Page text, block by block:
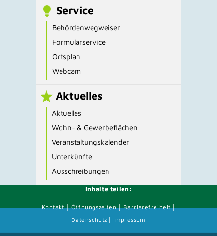
Service
Behördenwegweiser
Formularservice
Ortsplan
Webcam
Aktuelles
Aktuelles
Wohn- & Gewerbeflächen
Veranstaltungskalender
Unterkünfte
Ausschreibungen
Inhalte teilen:
Kontakt|Öffnungszeiten|Barrierefreiheit|
Datenschutz | Impressum